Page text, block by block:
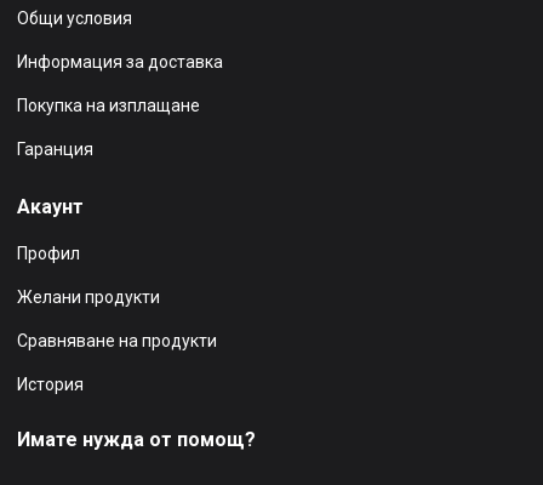
Общи условия
Информация за доставка
Покупка на изплащане
Гаранция
Акаунт
Профил
Желани продукти
Сравняване на продукти
История
Имате нужда от помощ?